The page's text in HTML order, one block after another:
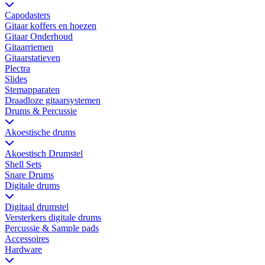
Capodasters
Gitaar koffers en hoezen
Gitaar Onderhoud
Gitaarriemen
Gitaarstatieven
Plectra
Slides
Stemapparaten
Draadloze gitaarsystemen
Drums & Percussie
Akoestische drums
Akoestisch Drumstel
Shell Sets
Snare Drums
Digitale drums
Digitaal drumstel
Versterkers digitale drums
Percussie & Sample pads
Accessoires
Hardware